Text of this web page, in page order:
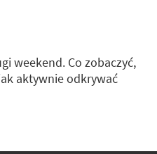
weekend. Co zobaczyć,
aktywnie odkrywać